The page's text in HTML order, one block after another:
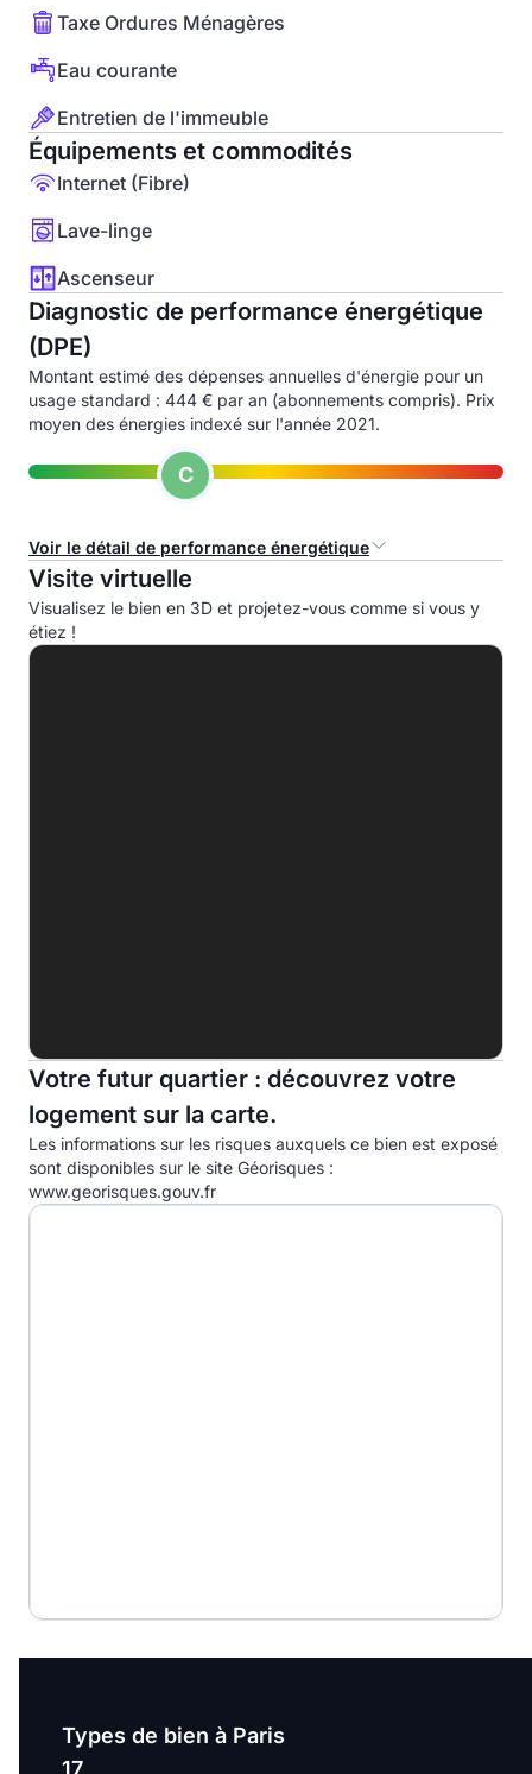
Taxe Ordures Ménagères
Eau courante
Entretien de l'immeuble
Équipements et commodités
Internet (Fibre)
Lave-linge
Ascenseur
Diagnostic de performance énergétique
(DPE)
Montant estimé des dépenses annuelles d'énergie pour un
usage standard : 444 € par an (abonnements compris). Prix
moyen des énergies indexé sur l'année 2021.
C
Voir le détail de performance énergétique
Consommation d'énergie primaire (CEP)
A
C
29.0kg eqCO2/m².an
D
E
F
Visite virtuelle
Visualisez le bien en 3D et projetez-vous comme si vous y
étiez !
Votre futur quartier : découvrez votre
logement sur la carte.
Les informations sur les risques auxquels ce bien est exposé
sont disponibles sur le site Géorisques :
www.georisques.gouv.fr
Types de bien à Paris
17